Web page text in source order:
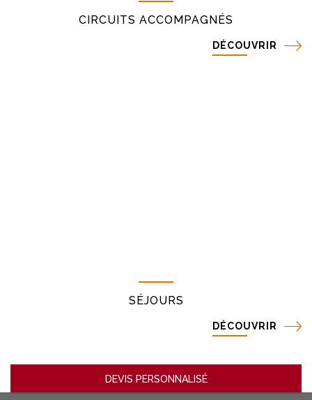
CIRCUITS ACCOMPAGNÉS
DÉCOUVRIR
SÉJOURS
DÉCOUVRIR
DEVIS PERSONNALISÉ